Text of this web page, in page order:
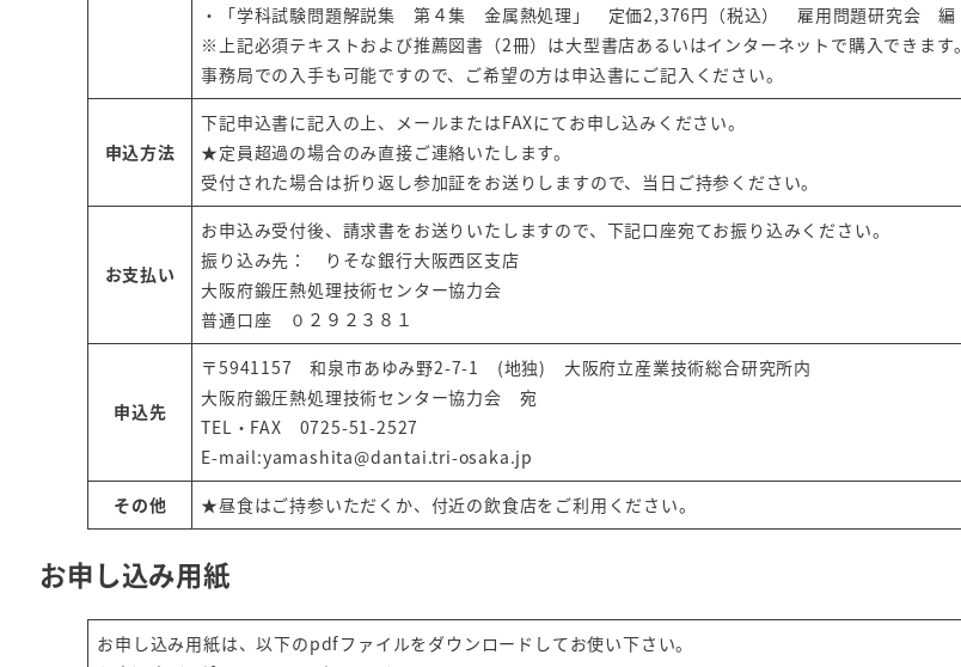
・「学科試験問題解説集 第４集 金属熱処理」 定価2,376円（税込） 雇用問題研究会 編
※上記必須テキストおよび推薦図書（2冊）は大型書店あるいはインターネットで購入できます。
事務局での入手も可能ですので、ご希望の方は申込書にご記入ください。
申込方法
下記申込書に記入の上、メールまたはFAXにてお申し込みください。
★定員超過の場合のみ直接ご連絡いたします。
受付された場合は折り返し参加証をお送りしますので、当日ご持参ください。
お支払い
お申込み受付後、請求書をお送りいたしますので、下記口座宛てお振り込みください。
振り込み先： りそな銀行大阪西区支店
大阪府鍛圧熱処理技術センター協力会
普通口座 ０２９２３８１
申込先
〒5941157 和泉市あゆみ野2-7-1 (地独) 大阪府立産業技術総合研究所内
大阪府鍛圧熱処理技術センター協力会 宛
TEL・FAX 0725-51-2527
E-mail:yamashita@dantai.tri-osaka.jp
その他
★昼食はご持参いただくか、付近の飲食店をご利用ください。
お申し込み用紙
お申し込み用紙は、以下のpdfファイルをダウンロードしてお使い下さい。